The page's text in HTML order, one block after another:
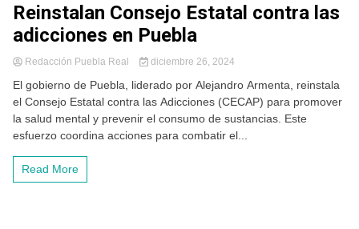
Reinstalan Consejo Estatal contra las
adicciones en Puebla
Redacción Puebla Real diciembre 26, 2024
El gobierno de Puebla, liderado por Alejandro Armenta, reinstala
el Consejo Estatal contra las Adicciones (CECAP) para promover
la salud mental y prevenir el consumo de sustancias. Este
esfuerzo coordina acciones para combatir el...
Read More